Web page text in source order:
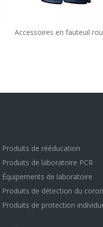
Accessoires en fauteuil
Produits de rééducation
Produits de laboratoire PCR
Équipements de laboratoire
Produits de détection du
Produits de protection